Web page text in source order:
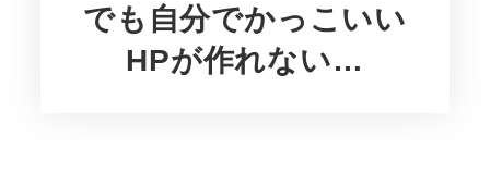
でも自分でかっこいい
HPが作れない…